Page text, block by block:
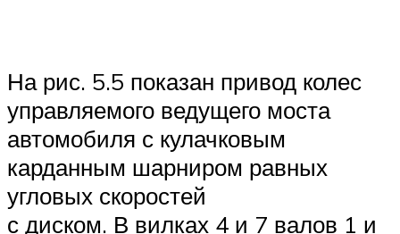
На рис. 5.5 показан привод колес
управляемого ведущего моста
автомобиля с кулачковым
карданным шарниром равных
угловых скоростей
с диском. В вилках 4 и 7 валов 1 и